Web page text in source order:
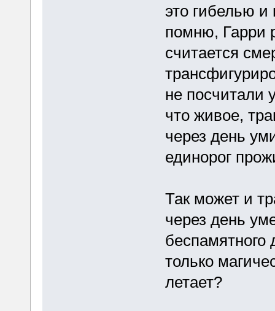
это гибелью и
помню, Гарри
считается
не посчитали
что живое,
через день
единорог
Так может и
через день
беспамятного
только
летает?